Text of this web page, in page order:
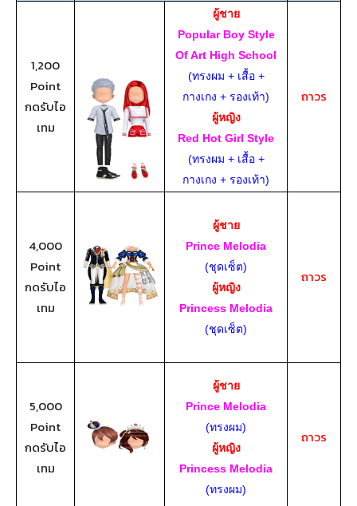
1,200
Point
กดรับไอ
เทม
ผู้ชาย
Popular Boy Style
Of Art High School
(ทรงผม + เสื้อ +
กางเกง + รองเท้า)
ผู้หญิง
Red Hot Girl Style
(ทรงผม + เสื้อ +
กางเกง + รองเท้า)
ถาวร
4,000
Point
กดรับไอ
เทม
ผู้ชาย
Prince Melodia
(ชุดเซ็ต)
ผู้หญิง
Princess Melodia
(ชุดเซ็ต)
ถาวร
5,000
Point
กดรับไอ
เทม
ผู้ชาย
Prince Melodia
(ทรงผม)
ผู้หญิง
Princess Melodia
(ทรงผม)
ถาวร